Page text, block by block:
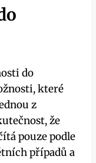
do
které
z
že
pouze podle
případů a